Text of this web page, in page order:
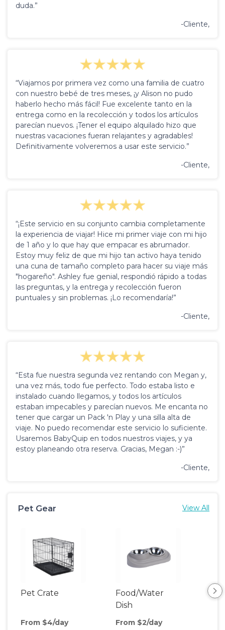
duda.”
-Cliente,
“Viajamos por primera vez como una familia de cuatro
con nuestro bebé de tres meses, ¡y Alison no pudo
haberlo hecho más fácil! Fue excelente tanto en la
entrega como en la recolección y todos los artículos
parecían nuevos. ¡Tener el equipo alquilado hizo que
nuestras vacaciones fueran relajantes y agradables!
Definitivamente volveremos a usar este servicio.”
-Cliente,
“¡Este servicio en su conjunto cambia completamente
la experiencia de viajar! Hice mi primer viaje con mi hijo
de 1 año y lo que hay que empacar es abrumador.
Estoy muy feliz de que mi hijo tan activo haya tenido
una cuna de tamaño completo para hacer su viaje más
"hogareño". Ashley fue genial, respondió rápido a todas
las preguntas, y la entrega y recolección fueron
puntuales y sin problemas. ¡Lo recomendaría!”
-Cliente,
“Esta fue nuestra segunda vez rentando con Megan y,
una vez más, todo fue perfecto. Todo estaba listo e
instalado cuando llegamos, y todos los artículos
estaban impecables y parecían nuevos. Me encanta no
tener que cargar un Pack 'n Play y una silla alta de
viaje. No puedo recomendar este servicio lo suficiente.
Usaremos BabyQuip en todos nuestros viajes, y ya
estoy planeando otra reserva. Gracias, Megan :-)”
-Cliente,
Pet Gear View All
Pet Crate
From $4/day
Food/Water
Dish
From $2/day